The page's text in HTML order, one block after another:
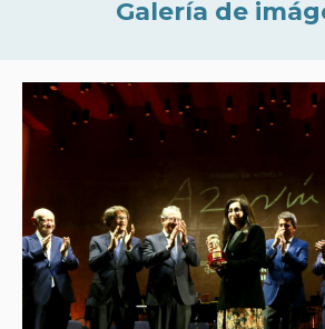
Galería de